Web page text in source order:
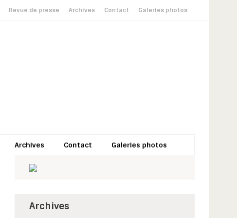
Revue de presse Archives Contact Galeries photos
Archives Contact Galeries photos
Archives